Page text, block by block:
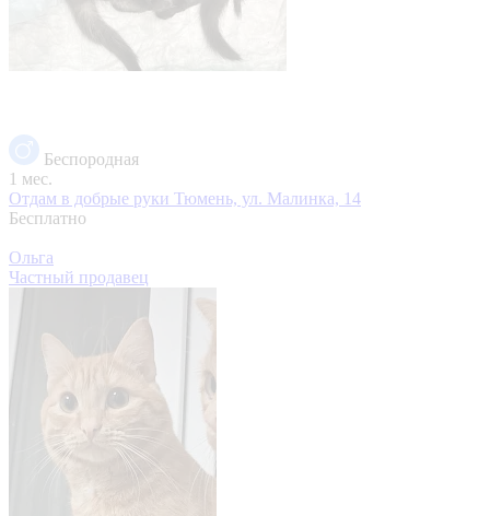
Беспородная
1 мес.
Отдам в добрые руки Тюмень, ул. Малинка, 14
Бесплатно
Ольга
Частный продавец